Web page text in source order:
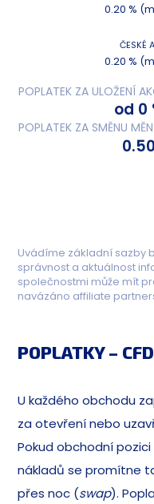
0.20 %
ČESKÉ
0.20 %
POPLATEK ZA ULOŽENÍ
od 0
POPLATEK ZA SMĚNU MĚN
Uvádíme základní sazby
správnost a aktuálnost
společnostmi může mít
navázáno affiliate
POPLATKY –
U každého obchodu
za otevření nebo
Pokud obchodní
nákladů se promítne
přes noc (swap).